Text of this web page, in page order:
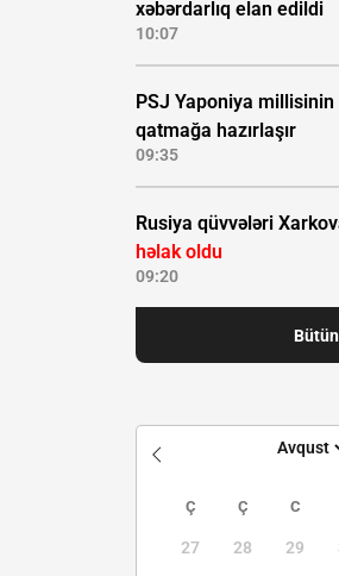
xəbərdarlıq elan edildi
10:07
PSJ Yaponiya millisinin
qatmağa hazırlaşır
09:35
Rusiya qüvvələri
həlak oldu
09:20
Ç Ç C
27 28 29